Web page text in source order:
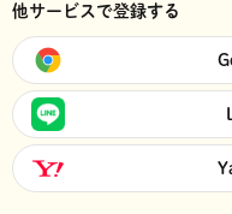
他サービスで登録する